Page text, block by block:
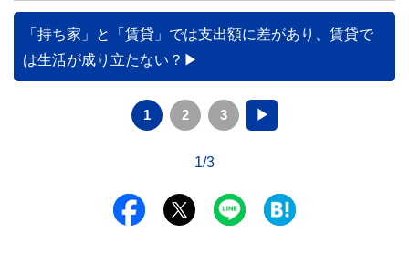
「持ち家」と「賃貸」では支出額に差があり、賃貸で
は生活が成り立たない？
1 2 3 ▶
1/3